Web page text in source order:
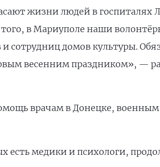
жизни людей в госпиталях
в Мариуполе наши
сотрудниц домов культуры.
весенним праздником», —
врачам в Донецке,
есть медики и психологи,